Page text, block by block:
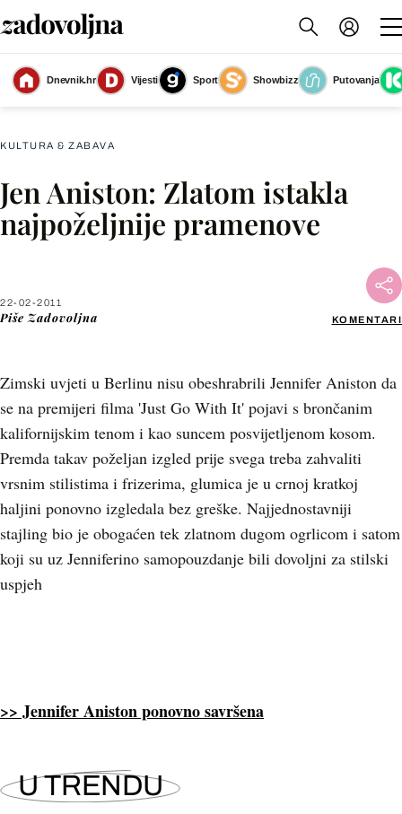
Dnevnik.hr Vijesti Sport Showbizz
Putovanja
Slika nije dostupna
KULTURA & ZABAVA
Jen Aniston: Zlatom istakla
najpoželjnije pramenove
22-02-2011
Piše Zadovoljna KOMENTARI
Zimski uvjeti u Berlinu nisu obeshrabrili Jennifer Aniston da
se na premijeri filma 'Just Go With It' pojavi s brončanim
kalifornijskim tenom i kao suncem posvijetljenom kosom.
Premda takav poželjan izgled prije svega treba zahvaliti
vrsnim stilistima i frizerima, glumica je u crnoj kratkoj
haljini ponovno izgledala bez greške. Najjednostavniji
stajling bio je obogaćen tek zlatnom dugom ogrlicom i satom
koji su uz Jenniferino samopouzdanje bili dovoljni za stilski
uspjeh
Facebook
>> Jennifer Aniston ponovno savršena
U TRENDU